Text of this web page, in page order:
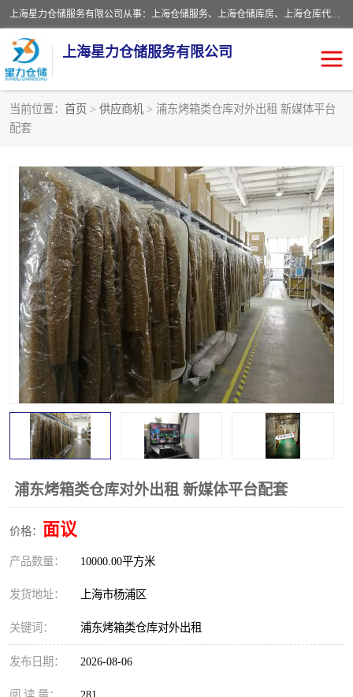
上海星力仓储服务有限公司从事：上海仓储服务、上海仓储库房、上海仓库代运营、上海仓库对外出租、上海仓库外包、上海三方仓储、上海电商仓储代发、上海电商代发货仓库、上海托管仓库、上海仓储配送。上海星力仓储服务有限公司现在拥有100个分仓、10万余平方的标准库房，精炼员工几百名，与几千家客户合作，公司已跻身上海仓储行业前列。欢迎来电咨询！
上海星力仓储服务有限公司
当前位置： 首页 > 供应商机 > 浦东烤箱类仓库对外出租 新媒体平台
配套
浦东烤箱类仓库对外出租 新媒体平台配套
价格： 面议
产品数量： 10000.00平方米
发货地址： 上海市杨浦区
关键词： 浦东烤箱类仓库对外出租
发布日期： 2026-08-06
上海仓库对外出租
上海仓储配送 上海仓库外包
上海仓库代运营 上海托管仓库
上海第三方仓储 上海仓储服务
仓储 上海电商代发货仓库
上海托管仓库